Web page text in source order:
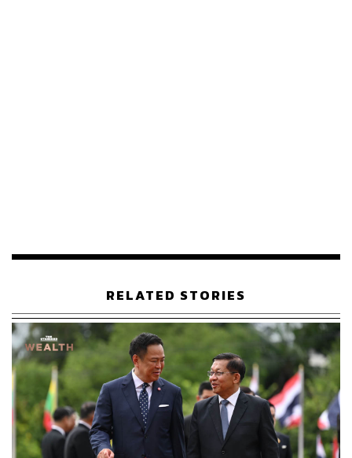
“กองทัพสั่งให้เราฆ่าประชาชนผู้บริสุทธิ์ คนอย่างแม่และพ่อ
ของเรา ทำไมฉันถึงต้องฆ่าพี่น้องประชาชนในชาติตัวเอง ฉัน
จึงหนีมาอินเดีย” – จอ (นามสมมติ), ทหารเมียนมาที่ลี้ภัย
มายังอินเดีย
RELATED STORIES